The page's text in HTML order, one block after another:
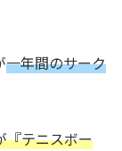
一年間のサーク
『テニスボー